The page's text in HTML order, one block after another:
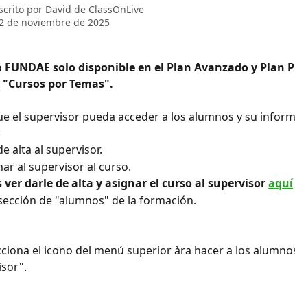
por David de ClassOnLive
de noviembre de 2025
FUNDAE solo disponible en el Plan Avanzado y Plan
por Temas".
el supervisor pueda acceder a los alumnos y su
alta al supervisor.
al supervisor al curso.
ver darle de alta y asignar el curso al supervisor aquí
de "alumnos" de la formación.
el icono del menú superior àra hacer a los